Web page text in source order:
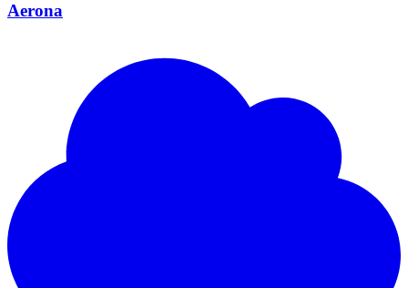
Aerona